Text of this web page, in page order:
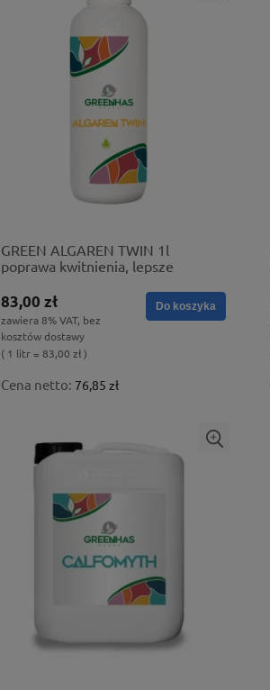
GREEN ALGAREN TWIN 1l
poprawa kwitnienia, lepsze
83,00 zł
zawiera 8% VAT, bez
kosztów dostawy
( 1 litr = 83,00 zł )
Cena netto: 76,85 zł
Do koszyka